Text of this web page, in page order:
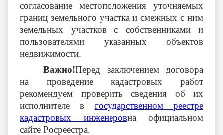
согласование местоположения уточняемых
границ земельного участка и смежных с ним
земельных участков с собственниками и
пользователями указанных объектов
недвижимости.
Важно!Перед заключением договора
на проведение кадастровых работ
рекомендуем проверить сведения об их
исполнителе в государственном реестре
кадастровых инженеровна официальном
сайте Росреестра.